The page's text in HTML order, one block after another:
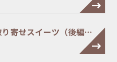
寄せスイーツ（後編…